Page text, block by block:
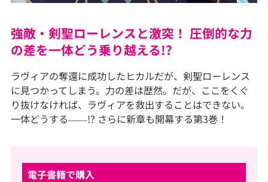
強敵・剣聖ローレンスと激突！ 圧倒的な力
の差を一体どう乗り越える!?
ラヴィアの奪還に成功したヒカルだが、剣聖ローレンス
に見つかってしまう。力の差は歴然。だが、ここをくぐ
り抜けなければ、ラヴィアを救出することはできない。
一体どうする――!? さらに新章も開幕する第3巻！
電子書籍で購入